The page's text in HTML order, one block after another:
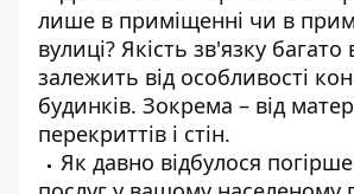
лише в приміщенні чи в
вулиці? Якість зв'язку
залежить від особливості
будинків. Зокрема – від
перекриттів і стін.
Як давно відбулося